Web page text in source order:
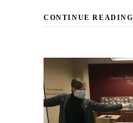
CONTINUE READING